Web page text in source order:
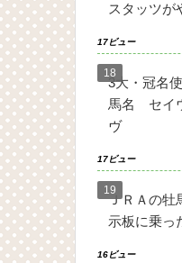
スタッツが
17ビュー
3大・冠名
馬名 セイ
ヴ
17ビュー
ＪＲＡの牡
示板に乗っ
16ビュー